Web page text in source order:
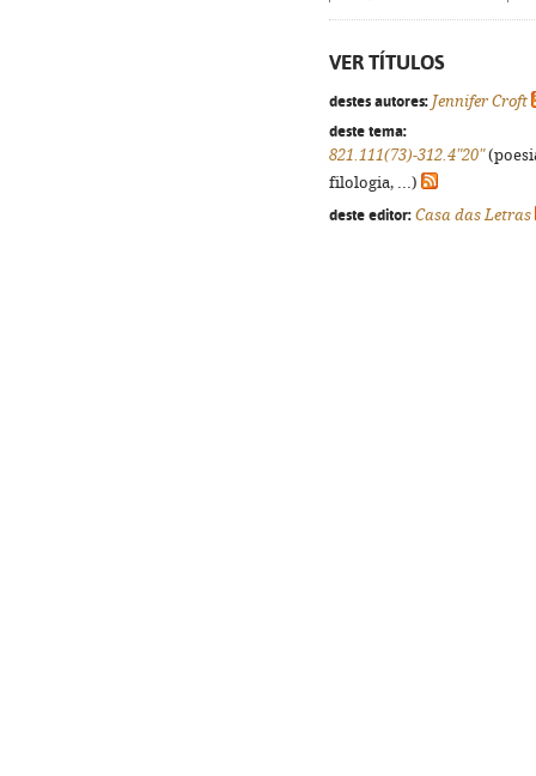
VER TÍTULOS
destes autores: Jennifer Croft
deste tema:
821.111(73)-312.4"20"
filologia, ...)
deste editor: Casa das Letras